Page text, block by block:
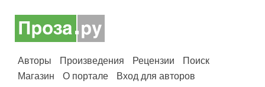
Авторы Произведения Рецензии
Поиск
Магазин
О портале Вход для авторов